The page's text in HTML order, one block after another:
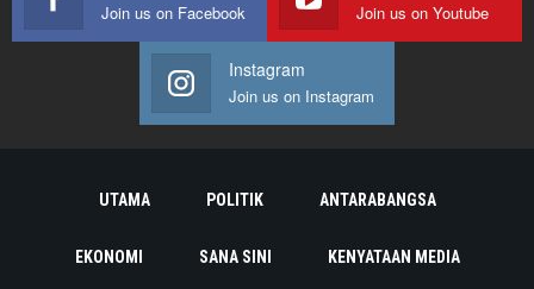
Join us on Facebook Join us on Youtube
Instagram
Join us on Instagram
UTAMA POLITIK ANTARABANGSA
EKONOMI SANA SINI KENYATAAN MEDIA